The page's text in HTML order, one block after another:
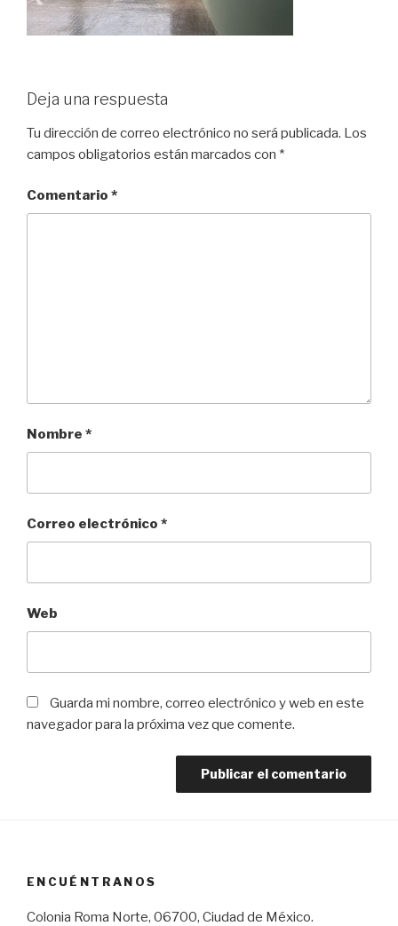
Deja una respuesta
Tu dirección de correo electrónico no será publicada. Los
campos obligatorios están marcados con *
Comentario *
Nombre *
Correo electrónico *
Web
Guarda mi nombre, correo electrónico y web en este
navegador para la próxima vez que comente.
ENCUÉNTRANOS
Colonia Roma Norte, 06700, Ciudad de México.